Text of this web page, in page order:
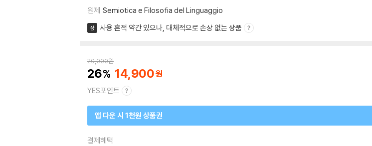
원제 Semiotica e Filosofia del Linguaggio
상 사용 흔적 약간 있으나, 대체적으로 손상 없는 상품
20,000원
26 14,900
YES포인트
앱 다운 시 1천원 상품권
결제혜택